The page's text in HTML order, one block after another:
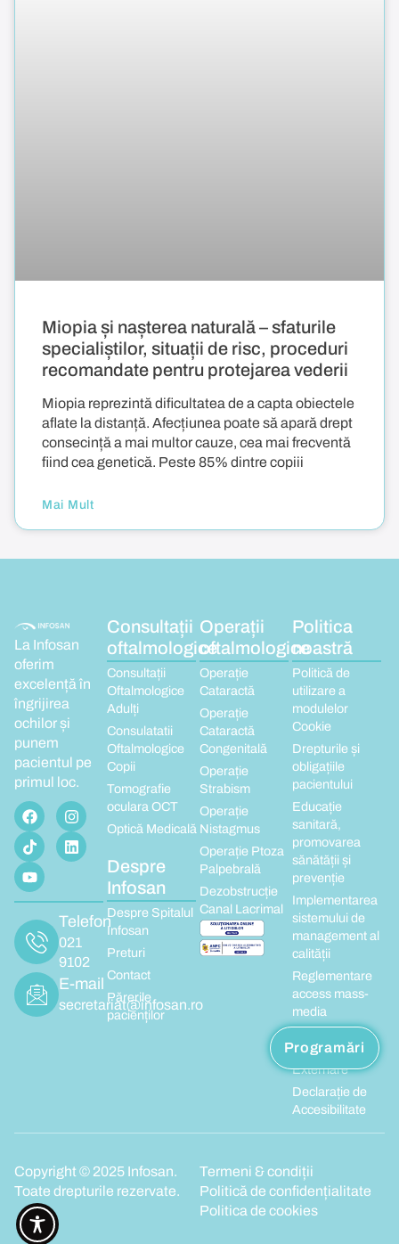
Miopia și nașterea naturală – sfaturile
specialiștilor, situații de risc, proceduri
recomandate pentru protejarea vederii
Miopia reprezintă dificultatea de a capta obiectele
aflate la distanță. Afecțiunea poate să apară drept
consecință a mai multor cauze, cea mai frecventă
fiind cea genetică. Peste 85% dintre copiii
Mai Mult
La Infosan
oferim
excelență în
îngrijirea
ochilor și
punem
pacientul pe
primul loc.
Telefon
021
9102
E-mail
secretariat@infosan.ro
Consultații
oftalmologice
Consultații
Oftalmologice
Adulți
Consulatatii
Oftalmologice
Copii
Tomografie
oculara OCT
Optică Medicală
Despre
Infosan
Despre Spitalul
Infosan
Preturi
Contact
Părerile
pacienților
Operații
oftalmologice
Operație
Cataractă
Operație
Cataractă
Congenitală
Operație
Strabism
Operație
Nistagmus
Operație Ptoza
Palpebrală
Dezobstrucție
Canal Lacrimal
Politica
noastră
Politică de
utilizare a
modulelor
Cookie
Drepturile și
obligațiile
pacientului
Educație
sanitară,
promovarea
sănătății și
prevenție
Implementarea
sistemului de
management al
calității
Reglementare
access mass-
media
Internare-
Externare
Declarație de
Accesibilitate
Copyright © 2025 Infosan.
Toate drepturile rezervate.
Termeni & condiții
Politică de confidențialitate
Politica de cookies
Programări